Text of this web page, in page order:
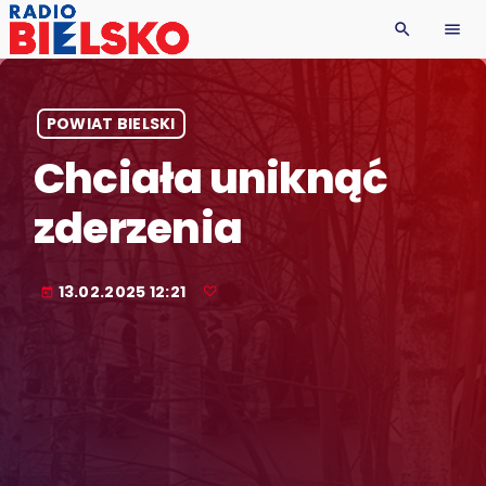
search menu
POWIAT BIELSKI
Chciała uniknąć
zderzenia
today 13.02.2025 12:21